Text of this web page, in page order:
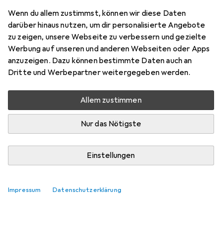
Wenn du allem zustimmst, können wir diese Daten
darüber hinaus nutzen, um dir personalisierte Angebote
zu zeigen, unsere Webseite zu verbessern und gezielte
Werbung auf unseren und anderen Webseiten oder Apps
anzuzeigen. Dazu können bestimmte Daten auch an
Dritte und Werbepartner weitergegeben werden.
Allem zustimmen
Nur das Nötigste
Einstellungen
Impressum Datenschutzerklärung
Pyry WP Schuhe
Hier findest du passendes Zubehör zum Produkt CMP
Campagnolo Pyry WP Schuhe.
Relevanz
Produktliste
Keine Produkte gefunden